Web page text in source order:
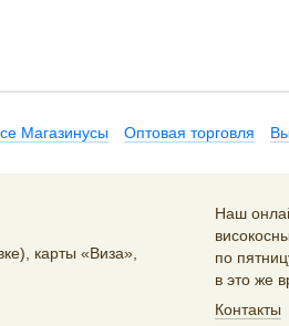
Магазинусы Оптовая торговля
карты «Виза»,
Наш
по
в это же
Контакты